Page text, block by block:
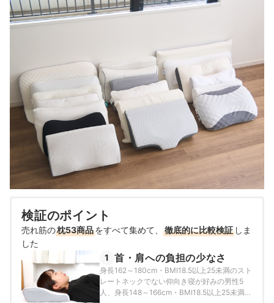
検証のポイント
売れ筋の枕53商品をすべて集めて、 徹底的に比較検証 しま
した
1 首・肩への負担の少なさ
身長162～180cm・BMI18.5以上25未満のスト
レートネックでない仰向き寝が好みの男性5
人、身長148～166cm・BMI18.5以上25未満の